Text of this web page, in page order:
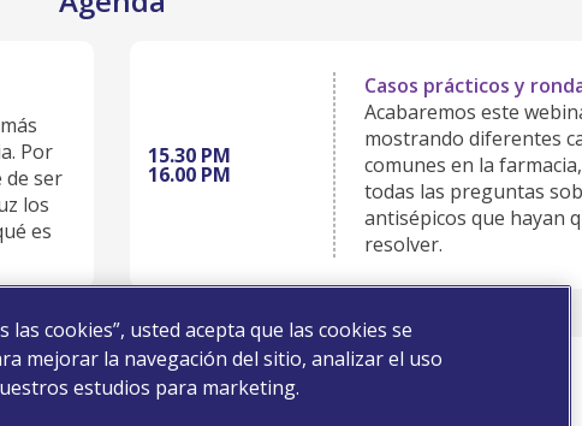
Por
de ser
los
es
15.30 PM
16.00 PM
Casos prácticos y
Acabaremos este
mostrando diferentes
comunes en la
todas las preguntas
antisépicos que hayan
resolver.
Registro
las cookies”, usted acepta que las cookies se
mejorar la navegación del sitio, analizar el uso
estudios para marketing.